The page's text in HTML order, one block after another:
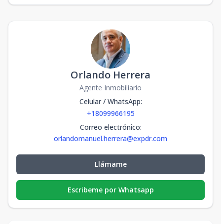
Orlando Herrera
Agente Inmobiliario
Celular / WhatsApp:
+18099966195
Correo electrónico:
orlandomanuel.herrera@expdr.com
Llámame
Escribeme por Whatsapp